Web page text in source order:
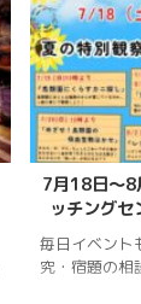
7月18日〜
ッチング
毎日イベン
究・宿題の相